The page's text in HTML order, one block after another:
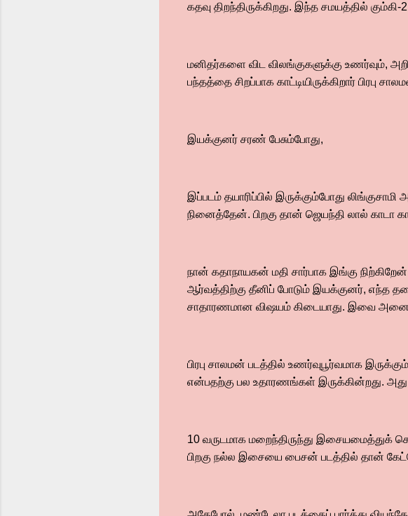
கதவு திறந்திருக்கிறது. இந்த சமயத்தில்
மனிதர்களை விட விலங்குகளுக்கு உணர்வும்,
பந்தத்தை சிறப்பாக காட்டியிருக்கிறார் பிரபு
இயக்குனர் சரண் பேசும்போது,
இப்படம் தயாரிப்பில் இருக்கும்போது
நினைத்தேன். பிறகு தான் ஜெயந்தி லால் காடா
நான் கதாநாயகன் மதி சார்பாக இங்கு
ஆர்வத்திற்கு தீனிப் போடும் இயக்குனர், எந்த
சாதாரணமான விஷயம் கிடையாது. இவை
பிரபு சாலமன் படத்தில் உணர்வுபூர்வமாக
என்பதற்கு பல உதாரணங்கள் இருக்கின்றது.
10 வருடமாக மறைந்திருந்து இசையமைத்துக்
பிறகு நல்ல இசையை பைசன் படத்தில் தான்